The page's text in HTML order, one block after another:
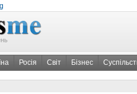
Росія Світ Бізнес